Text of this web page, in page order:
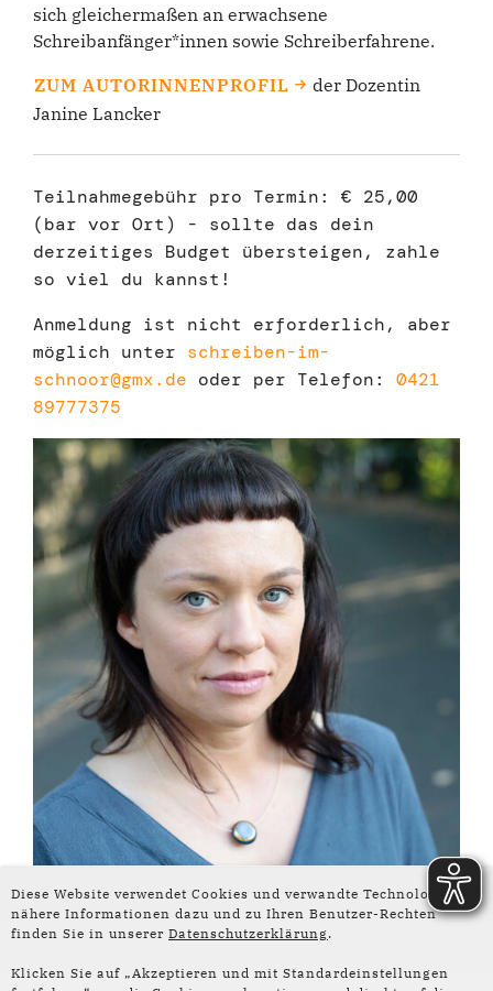
Diese Website verwendet Cookies und verwandte Technologien –
nähere Informationen dazu und zu Ihren Benutzer-Rechten
finden Sie in unserer Datenschutzerklärung.
Klicken Sie auf „Akzeptieren und mit Standardeinstellungen
sich gleichermaßen an erwachsene
Schreibanfänger*innen sowie Schreiberfahrene.
ZUM AUTORINNENPROFIL
der Dozentin
Janine Lancker
Teilnahmegebühr pro Termin: € 25,00
(bar vor Ort) - sollte das dein
derzeitiges Budget übersteigen, zahle
so viel du kannst!
Anmeldung ist nicht erforderlich, aber
möglich unter schreiben-im-
schnoor@gmx.de oder per Telefon: 0421
89777375
© Laura Müller-Hennig